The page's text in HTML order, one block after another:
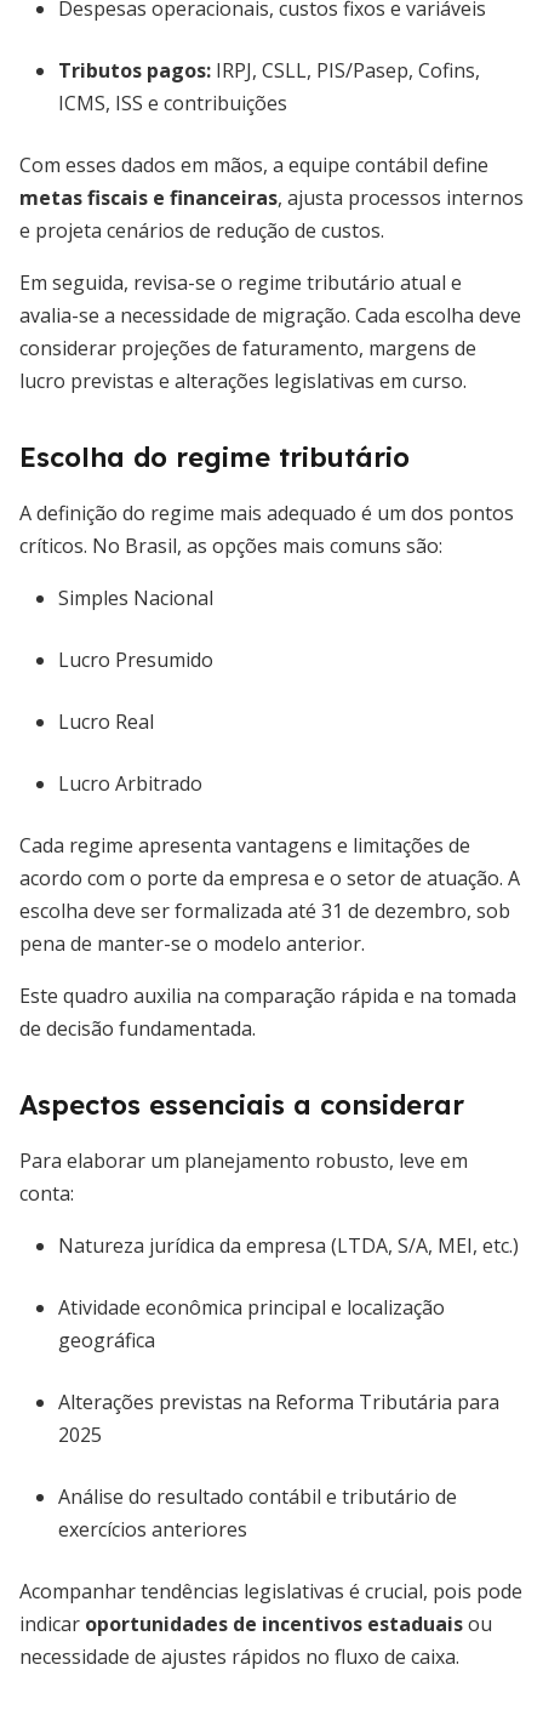
Despesas operacionais, custos fixos e variáveis
Tributos pagos: IRPJ, CSLL, PIS/Pasep, Cofins,
ICMS, ISS e contribuições
Com esses dados em mãos, a equipe contábil define
metas fiscais e financeiras, ajusta processos internos
e projeta cenários de redução de custos.
Em seguida, revisa-se o regime tributário atual e
avalia-se a necessidade de migração. Cada escolha deve
considerar projeções de faturamento, margens de
lucro previstas e alterações legislativas em curso.
Escolha do regime tributário
A definição do regime mais adequado é um dos pontos
críticos. No Brasil, as opções mais comuns são:
Simples Nacional
Lucro Presumido
Lucro Real
Lucro Arbitrado
Cada regime apresenta vantagens e limitações de
acordo com o porte da empresa e o setor de atuação. A
escolha deve ser formalizada até 31 de dezembro, sob
pena de manter-se o modelo anterior.
Este quadro auxilia na comparação rápida e na tomada
de decisão fundamentada.
Aspectos essenciais a considerar
Para elaborar um planejamento robusto, leve em
conta:
Natureza jurídica da empresa (LTDA, S/A, MEI, etc.)
Atividade econômica principal e localização
geográfica
Alterações previstas na Reforma Tributária para
2025
Análise do resultado contábil e tributário de
exercícios anteriores
Acompanhar tendências legislativas é crucial, pois pode
indicar oportunidades de incentivos estaduaisou
necessidade de ajustes rápidos no fluxo de caixa.